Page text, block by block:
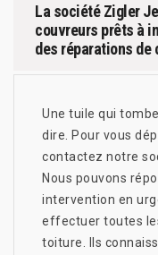
La société Zigler
couvreurs prêts à
des réparations de
Une tuile qui
dire. Pour vous
contactez notre
Nous pouvons
intervention en
effectuer toutes
toiture. Ils